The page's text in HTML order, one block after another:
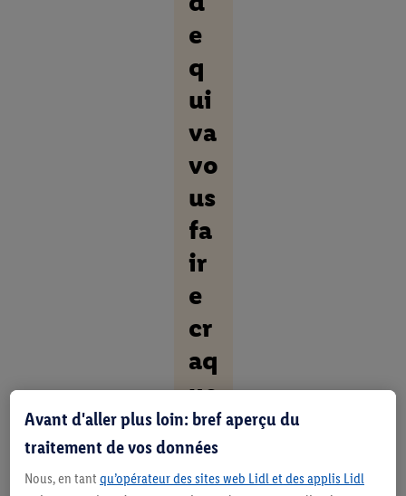
e
q
ui
va
vo
us
fa
ir
e
cr
aq
ue
r
é
Avant d'aller plus loin: bref aperçu du
traitement de vos données
Nous, en tant qu’opérateur des sites web Lidl et des applis Lidl